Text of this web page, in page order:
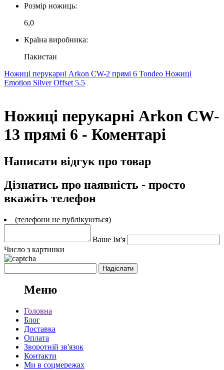
Розмір ножиць:
6,0
Країна виробника:
Пакистан
Ножиці перукарні Arkon CW-2 прямі 6 Tondeo Ножиці
Emotion Silver Offset 5.5
Ножиці перукарні Arkon CW-
13 прямі 6 - Коментарі
Написати відгук про товар
Дізнатись про наявність - просто
вкажіть телефон
(телефони не публікуються)
Ваше Ім'я
Число з картинки
Меню
Головна
Блог
Доставка
Оплата
Зворотній зв'язок
Контакти
Ми в соцмережах